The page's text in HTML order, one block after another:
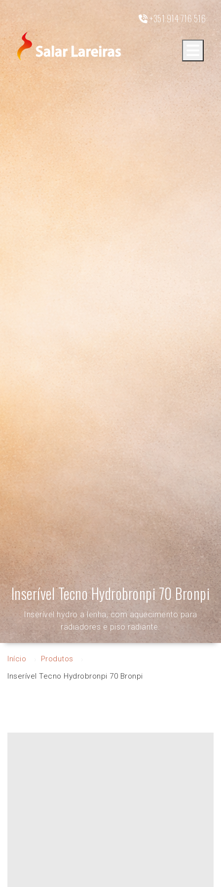
+351 914 716 516
Inserível Tecno Hydrobronpi 70 Bronpi
Inserível hydro a lenha, com aquecimento para
radiadores e piso radiante.
Início
Produtos
Inserível Tecno Hydrobronpi 70 Bronpi